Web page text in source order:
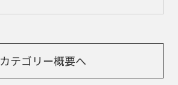
カテゴリー概要へ